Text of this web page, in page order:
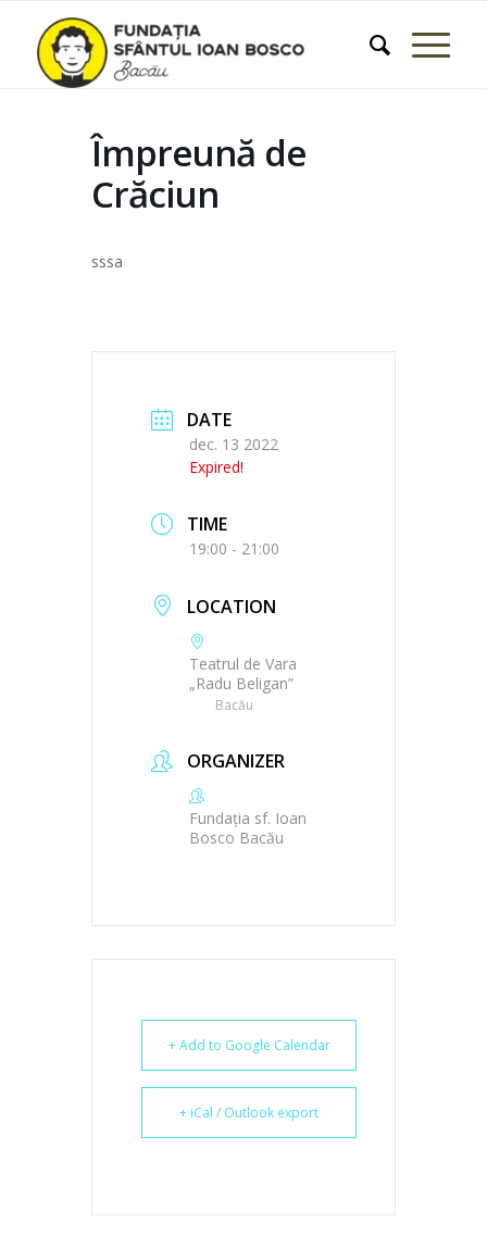
Împreună de
Crăciun
sssa
DATE
dec. 13 2022
Expired!
TIME
19:00 - 21:00
LOCATION
Teatrul de Vara
„Radu Beligan”
Bacău
ORGANIZER
Fundația sf. Ioan
Bosco Bacău
+ Add to Google Calendar
+ iCal / Outlook export